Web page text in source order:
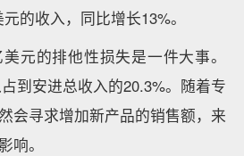
的收入，同比增长13%。
元的排他性损失是一件大事。
到安进总收入的20.3%。随着专
会寻求增加新产品的销售额，来
响。